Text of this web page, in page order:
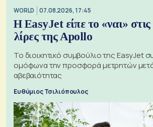
WORLD 07.08.2026, 17:45
Η EasyJet είπε το «ναι» στις
λίρες της Apollo
Το διοικητικό συμβούλιο της EasyJet
ομόφωνα την προσφορά μετρητών
αβεβαιότητας
Ευθύμιος Τσιλιόπουλος